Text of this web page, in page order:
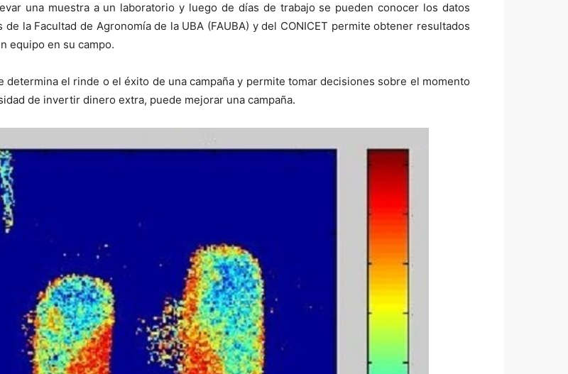
una muestra a un laboratorio y luego de días de trabajo se pueden conocer los datos
la Facultad de Agronomía de la UBA (FAUBA) y del CONICET permite obtener resultados
equipo en su campo.
el rinde o el éxito de una campaña y permite tomar decisiones sobre el momento
de invertir dinero extra, puede mejorar una campaña.